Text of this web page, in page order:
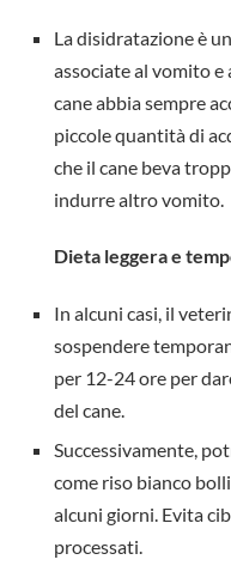
La disidratazione è
associate al vomito
cane abbia sempre
piccole quantità di
che il cane beva
indurre altro vomito.
Dieta leggera e
In alcuni casi, il
sospendere
per 12-24 ore per
del cane.
Successivamente,
come riso bianco
alcuni giorni. Evita
processati.